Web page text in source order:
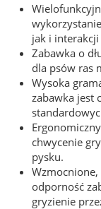
jak i
Zabawka o
dla psów ras
Wysoka
zabawka jest
chwycenie
pysku.
odporność
gryzienie